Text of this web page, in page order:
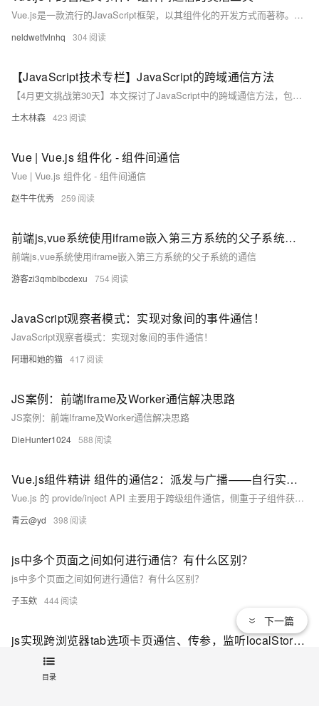
目录
Vue.js是一款流行的JavaScript框架，以其组件化的开发方式而著称。在Vue.js中，自定义事件是一种强大的机制，用于在组件之间进行通信和交互。在本博客中，我们将深入研究自定义事件的概念、创建、触发和监听，以及如何利用它来实现灵活的组件间通信。
neldwetfvlnhq 304
【JavaScript技术专栏】JavaScript的跨域通信方法
【4月更文挑战第30天】本文探讨了JavaScript中的跨域通信方法，包括：同源策略和跨域通信的概念，以及JSONP、CORS、WebSockets、`window.postMessage()`、代理服务器和WebAssembly的使用。这些技术各有优劣，适用于不同的场景，是Web开发者解决跨域问题的关键工具。随着Web技术的演进，跨域通信的解决方案也将不断更新。
土木林森 423
Vue | Vue.js 组件化 - 组件间通信
Vue | Vue.js 组件化 - 组件间通信
赵牛牛优秀 259
前端js,vue系统使用iframe嵌入第三方系统的父子系统的通信
前端js,vue系统使用iframe嵌入第三方系统的父子系统的通信
游客zi3qmblbcdexu 754
JavaScript观察者模式：实现对象间的事件通信！
JavaScript观察者模式：实现对象间的事件通信！
阿珊和她的猫 417
JS案例：前端Iframe及Worker通信解决思路
JS案例：前端Iframe及Worker通信解决思路
DieHunter1024 588
Vue.js组件精讲 组件的通信2：派发与广播——自行实现dispatch和broadcast方法
Vue.js 的 provide/inject API 主要用于跨级组件通信，侧重于子组件获取上级状态。但无法良好处理两种场景：父向子（跨级）传递数据和子向父（跨级）传递数据。在这种情况下，虽然Vue推荐使用Vuex，但在某些场景下，可以使用自定义的`dispatch`和`broadcast`方法。这两个方法在Vue 1.x中存在，但在2.x中被废弃。`$emit`用于触发当前组件的自定义事件，而`$on`用于监听这些事件。在Vue 2.x中，我们将自行实现`dispatch`和`broadcast`以实现类似的功能，允许父子组件（包括跨级）之间的通信，特别是当组件层级不深且无需全面状态管理时
青云@yd 398
js中多个页面之间如何进行通信？有什么区别？
js中多个页面之间如何进行通信？有什么区别？
子玉欸 444
js实现跨浏览器tab选项卡页通信、传参，监听localStorage.变量的实时变化，实现打开多个浏览器页面窗口相互可以传参通信
你挚爱的强哥
下一篇